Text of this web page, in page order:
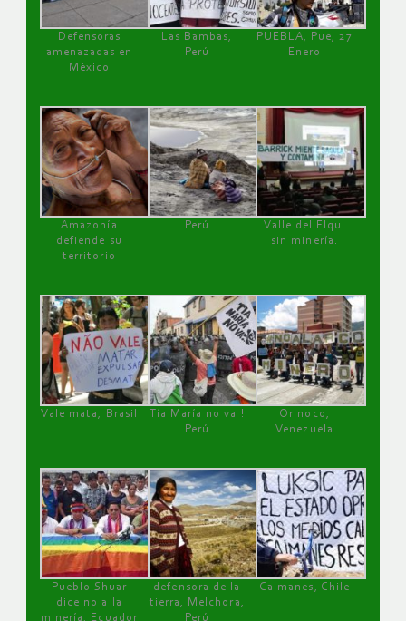
Defensoras
amenazadas en
México
Las Bambas,
Perú
PUEBLA, Pue, 27
Enero
Amazonía
defiende su
territorio
Perú
Valle del Elqui
sin minería.
Vale mata, Brasil
Tía María no va !
Perú
Orinoco,
Venezuela
Pueblo Shuar
dice no a la
minería, Ecuador
defensora de la
tierra, Melchora,
Perú
Caimanes, Chile